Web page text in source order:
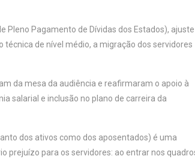
Pleno Pagamento de Dívidas dos Estados), ajuste
de nível médio, a migração dos servidores
da mesa da audiência e reafirmaram o apoio à
salarial e inclusão no plano de carreira da
dos ativos como dos aposentados) é uma
prejuízo para os servidores: ao entrar nos